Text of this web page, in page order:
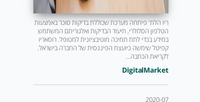
ריו הלת' פיתחה מערכת שכוללת בדיקות סוכר באמצעות
הטלפון הסלולרי, תיעוד הבדיקות ואלגוריתם המשתמש
במידע בכדי לתת תמיכה מוטיבציונית למטופל. רוסאריו
קפיטל שימשה כיועצת הפיננסית של החברה בישראל.
לקריאת הכתבה...
DigitalMarket
2020-07